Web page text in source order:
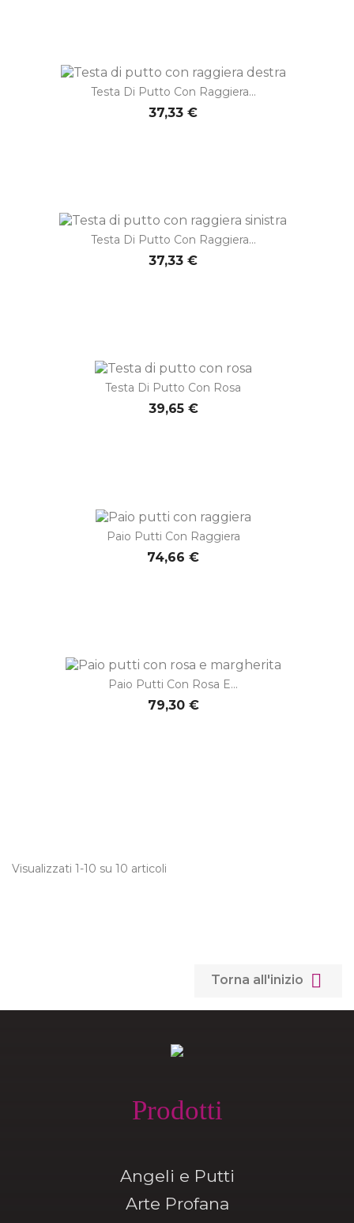
Testa Di Putto Con Raggiera...
37,33 €
Testa Di Putto Con Raggiera...
37,33 €
Testa Di Putto Con Rosa
39,65 €
Paio Putti Con Raggiera
74,66 €
Paio Putti Con Rosa E...
79,30 €
Visualizzati 1-10 su 10 articoli
Torna all'inizio 
Prodotti
Angeli e Putti
Arte Profana